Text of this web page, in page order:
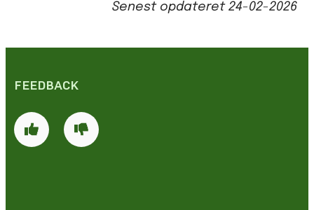
Senest opdateret 24-02-2026
FEEDBACK